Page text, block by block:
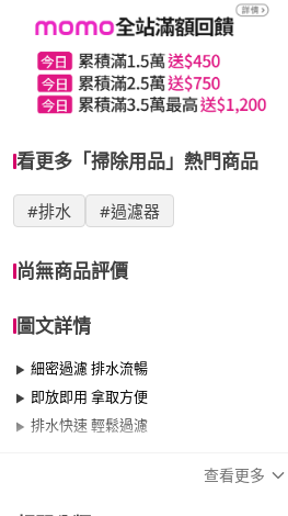
看更多「掃除用品」熱門商品
#排水 #過濾器
尚無商品評價
圖文詳情
細密過濾 排水流暢
即放即用 拿取方便
排水快速 輕鬆過濾
查看更多